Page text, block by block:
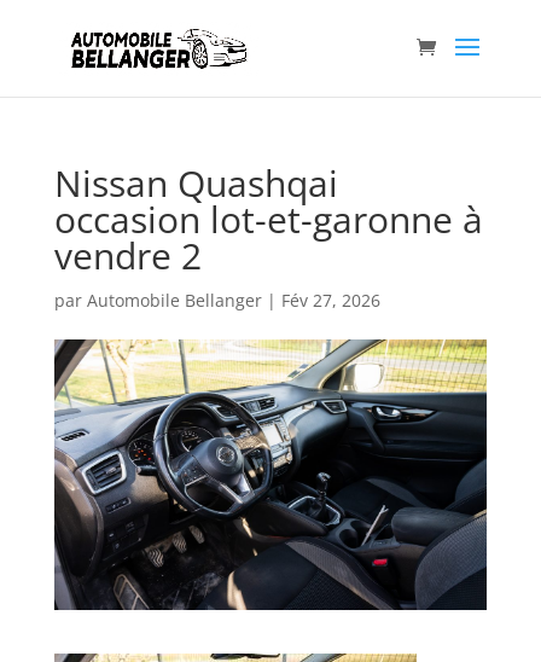
Nissan Quashqai
occasion lot-et-garonne à
vendre 2
par Automobile Bellanger| Fév 27, 2026